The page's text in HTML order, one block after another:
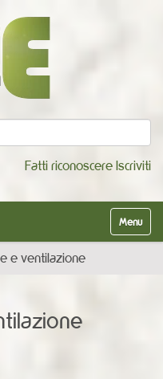
Fatti riconoscere Iscriviti
Alterna la
e ventilazione